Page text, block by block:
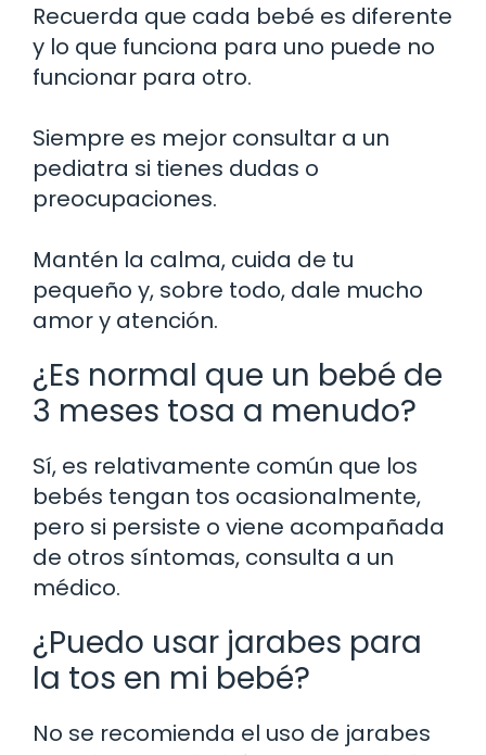
Recuerda que cada bebé es diferente
y lo que funciona para uno puede no
funcionar para otro.
Siempre es mejor consultar a un
pediatra si tienes dudas o
preocupaciones.
Mantén la calma, cuida de tu
pequeño y, sobre todo, dale mucho
amor y atención.
¿Es normal que un bebé de
3 meses tosa a menudo?
Sí, es relativamente común que los
bebés tengan tos ocasionalmente,
pero si persiste o viene acompañada
de otros síntomas, consulta a un
médico.
¿Puedo usar jarabes para
la tos en mi bebé?
No se recomienda el uso de jarabes